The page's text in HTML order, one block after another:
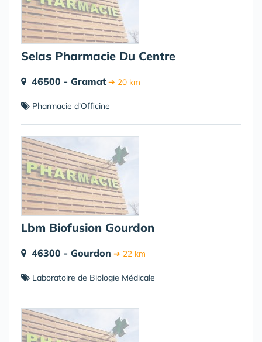
Selas Pharmacie Du Centre
46500 - Gramat ➔ 20 km
Pharmacie d'Officine
Lbm Biofusion Gourdon
46300 - Gourdon ➔ 22 km
Laboratoire de Biologie Médicale